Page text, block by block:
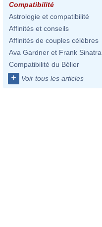
Compatibilité
Astrologie et compatibilité
Affinités et conseils
Affinités de couples célèbres
Ava Gardner et Frank Sinatra
Compatibilité du Bélier
+ Voir tous les articles